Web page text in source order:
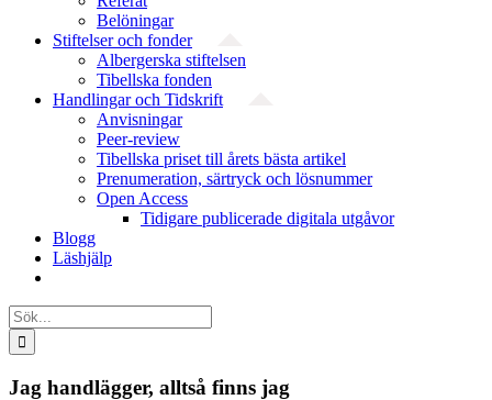
Belöningar
Stiftelser och fonder
Albergerska stiftelsen
Tibellska fonden
Handlingar och Tidskrift
Anvisningar
Peer-review
Tibellska priset till årets bästa artikel
Prenumeration, särtryck och lösnummer
Open Access
Tidigare publicerade digitala utgåvor
Blogg
Läshjälp
Sök
efter:
Jag handlägger, alltså finns jag